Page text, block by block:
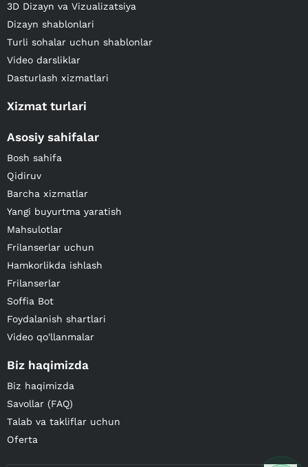
3D Dizayn va Vizualizatsiya
Dizayn shablonlari
Turli sohalar uchun shablonlar
Video darsliklar
Dasturlash xizmatlari
Xizmat turlari
Asosiy sahifalar
Bosh sahifa
Qidiruv
Barcha xizmatlar
Yangi buyurtma yaratish
Mahsulotlar
Frilanserlar uchun
Hamkorlikda ishlash
Frilanserlar
Soffia Bot
Foydalanish shartlari
Video qo'llanmalar
Biz haqimizda
Biz haqimizda
Savollar (FAQ)
Talab va takliflar uchun
Oferta